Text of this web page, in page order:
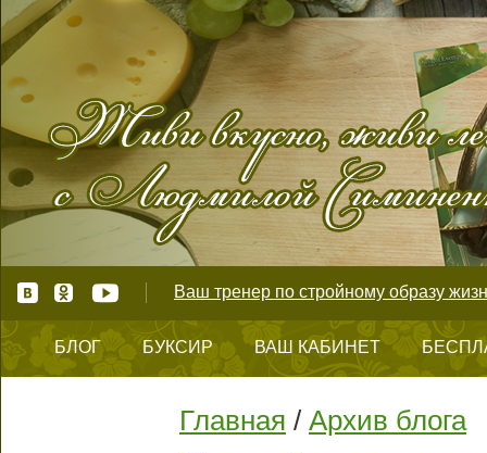
Ваш тренер по стройному образу
БЛОГ БУКСИР ВАШ КАБИНЕТ
Главная / Архив блога